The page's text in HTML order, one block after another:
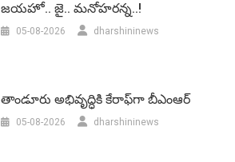
జయహో.. జై.. మనోహరన్న..!
05-08-2026 dharshininews
తాండూరు అభివృద్ధికి కేరాఫ్‌గా బీఎంఆర్‌
05-08-2026 dharshininews